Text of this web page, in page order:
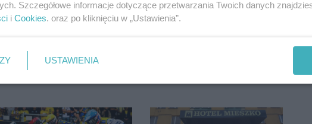
Oceń
Szczegółowe informacje dotyczące przetwarzania Twoich danych
i Cookies. oraz po kliknięciu w „Ustawienia”.
USTAWIENIA